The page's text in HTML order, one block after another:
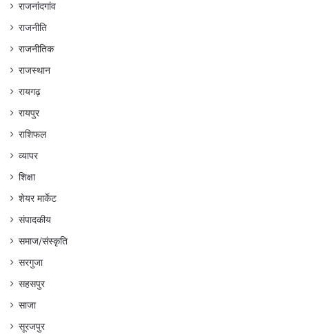
राजनांदगांव
राजनीति
राजनीतिक
राजस्थान
रायगढ़
रायपुर
राशिफल
व्यापर
शिक्षा
शेयर मार्केट
संपादकीय
समाज/संस्कृति
सरगुजा
सहसपुर
साजा
सूरजपुर